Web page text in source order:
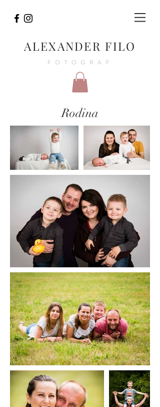
ALEXANDER FILO
FOTOGRAF
Rodina